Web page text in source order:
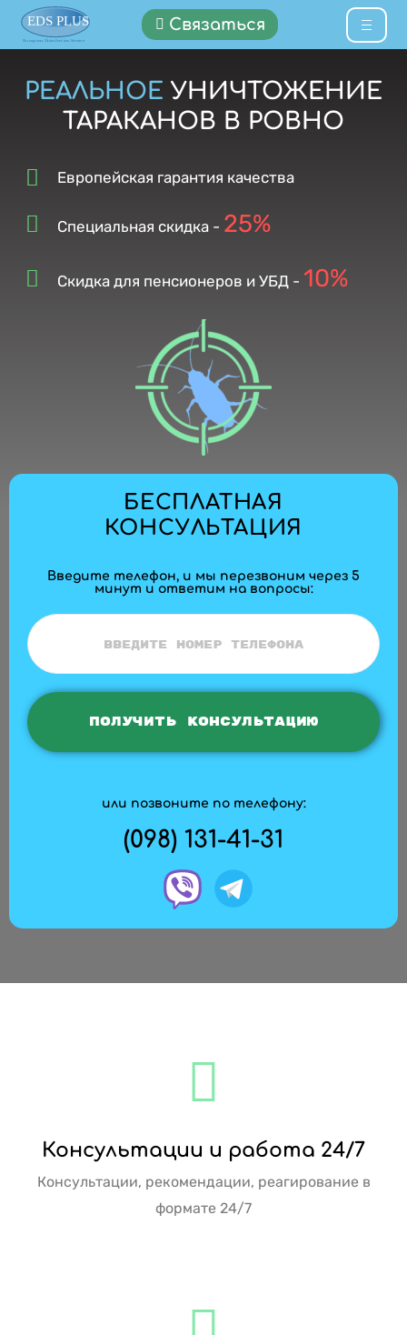
Связаться
РЕАЛЬНОЕ УНИЧТОЖЕНИЕ
ТАРАКАНОВ В РОВНО
Европейская гарантия качества
Специальная скидка - 25%
Скидка для пенсионеров и УБД - 10%
БЕСПЛАТНАЯ
КОНСУЛЬТАЦИЯ
Введите телефон, и мы перезвоним через 5
минут и ответим на вопросы:
или позвоните по телефону:
(098) 131-41-31
Консультации и работа 24/7
Консультации, рекомендации, реагирование в
формате 24/7